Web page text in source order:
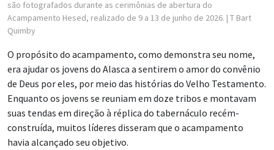
são fotografados durante as cerimônias de abertura do
Acampamento Hesed, realizado de 9 a 13 de junho de 2026. | T Bart
Quimby
O propósito do acampamento, como demonstra seu nome,
era ajudar os jovens do Alasca a sentirem o amor do convênio
de Deus por eles, por meio das histórias do Velho Testamento.
Enquanto os jovens se reuniam em doze tribos e montavam
suas tendas em direção à réplica do tabernáculo recém-
construída, muitos líderes disseram que o acampamento
havia alcançado seu objetivo.